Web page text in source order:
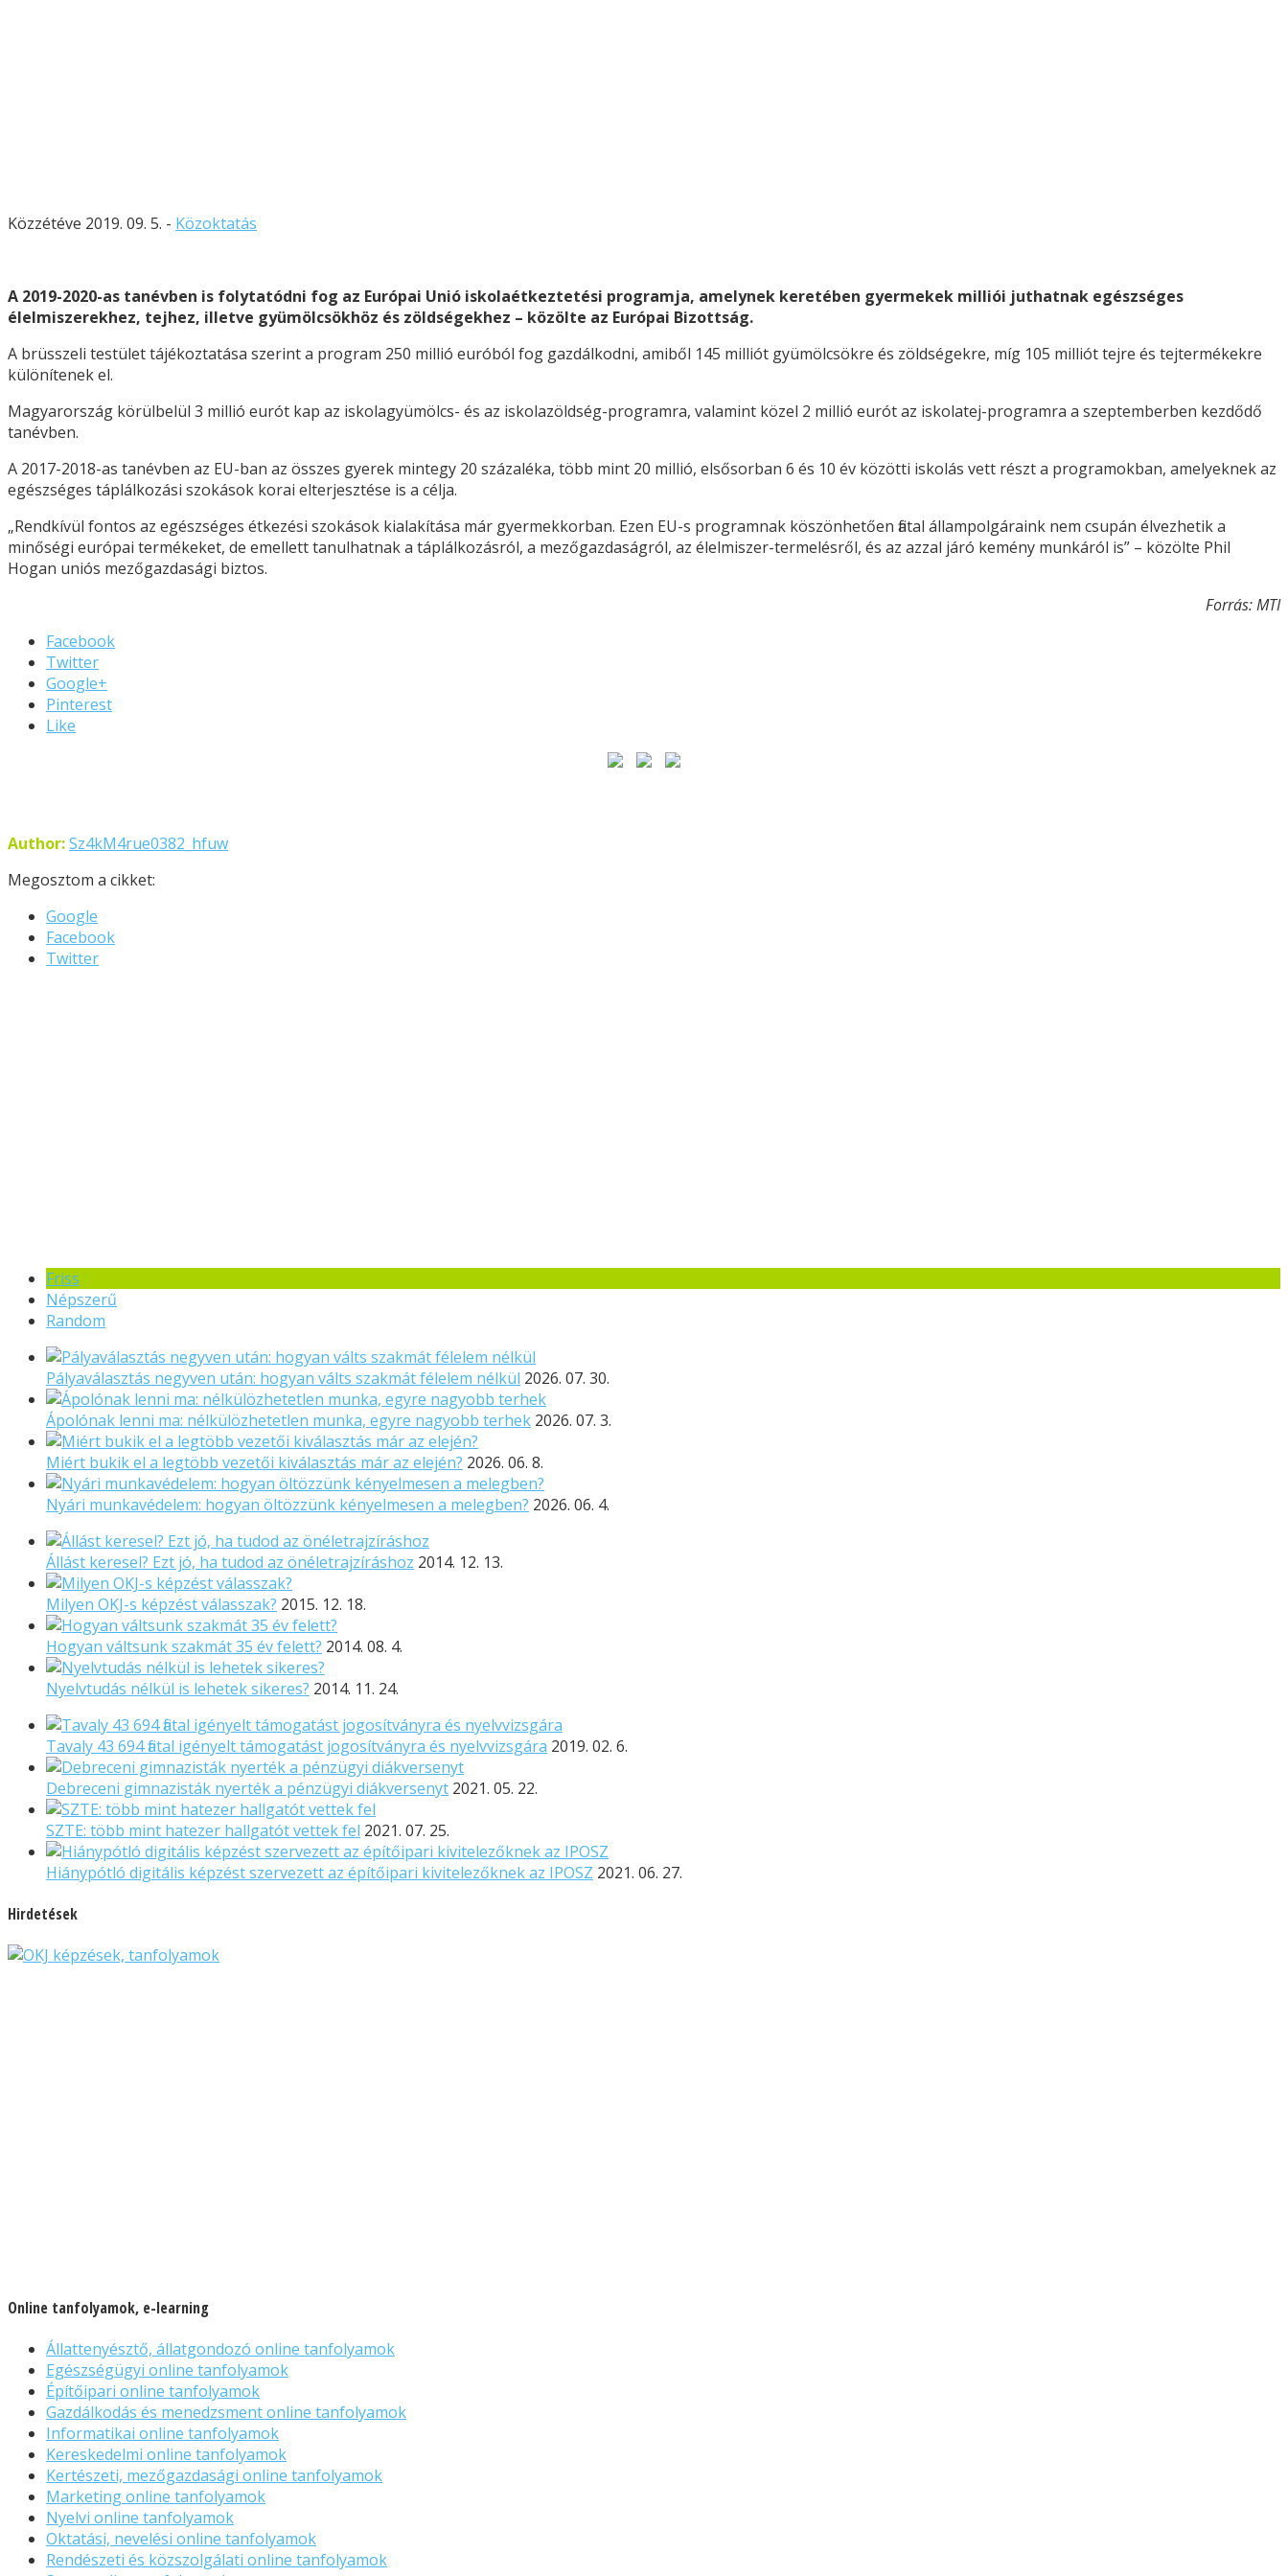
Közzétéve 2019. 09. 5. - Közoktatás
A 2019-2020-as tanévben is folytatódni fog az Európai Unió iskolaétkeztetési programja, amelynek keretében gyermekek milliói juthatnak egészséges
élelmiszerekhez, tejhez, illetve gyümölcsökhöz és zöldségekhez – közölte az Európai Bizottság.
A brüsszeli testület tájékoztatása szerint a program 250 millió euróból fog gazdálkodni, amiből 145 milliót gyümölcsökre és zöldségekre, míg 105 milliót tejre és tejtermékekre
különítenek el.
Magyarország körülbelül 3 millió eurót kap az iskolagyümölcs- és az iskolazöldség-programra, valamint közel 2 millió eurót az iskolatej-programra a szeptemberben kezdődő
tanévben.
A 2017-2018-as tanévben az EU-ban az összes gyerek mintegy 20 százaléka, több mint 20 millió, elsősorban 6 és 10 év közötti iskolás vett részt a programokban, amelyeknek az
egészséges táplálkozási szokások korai elterjesztése is a célja.
„Rendkívül fontos az egészséges étkezési szokások kialakítása már gyermekkorban. Ezen EU-s programnak köszönhetően fiatal állampolgáraink nem csupán élvezhetik a
minőségi európai termékeket, de emellett tanulhatnak a táplálkozásról, a mezőgazdaságról, az élelmiszer-termelésről, és az azzal járó kemény munkáról is” – közölte Phil
Hogan uniós mezőgazdasági biztos.
Forrás: MTI
Facebook
Twitter
Google+
Pinterest
Like
Author:Sz4kM4rue0382_hfuw
Megosztom a cikket:
Google
Facebook
Twitter
Friss
Népszerű
Random
Pályaválasztás negyven után: hogyan válts szakmát félelem nélkül 2026. 07. 30.
Ápolónak lenni ma: nélkülözhetetlen munka, egyre nagyobb terhek 2026. 07. 3.
Miért bukik el a legtöbb vezetői kiválasztás már az elején? 2026. 06. 8.
Nyári munkavédelem: hogyan öltözzünk kényelmesen a melegben? 2026. 06. 4.
Állást keresel? Ezt jó, ha tudod az önéletrajzíráshoz 2014. 12. 13.
Milyen OKJ-s képzést válasszak? 2015. 12. 18.
Hogyan váltsunk szakmát 35 év felett? 2014. 08. 4.
Nyelvtudás nélkül is lehetek sikeres? 2014. 11. 24.
Tavaly 43 694 fiatal igényelt támogatást jogosítványra és nyelvvizsgára 2019. 02. 6.
Debreceni gimnazisták nyerték a pénzügyi diákversenyt 2021. 05. 22.
SZTE: több mint hatezer hallgatót vettek fel 2021. 07. 25.
Hiánypótló digitális képzést szervezett az építőipari kivitelezőknek az IPOSZ 2021. 06. 27.
Hirdetések
Online tanfolyamok, e-learning
Állattenyésztő, állatgondozó online tanfolyamok
Egészségügyi online tanfolyamok
Építőipari online tanfolyamok
Gazdálkodás és menedzsment online tanfolyamok
Informatikai online tanfolyamok
Kereskedelmi online tanfolyamok
Kertészeti, mezőgazdasági online tanfolyamok
Marketing online tanfolyamok
Nyelvi online tanfolyamok
Oktatási, nevelési online tanfolyamok
Rendészeti és közszolgálati online tanfolyamok